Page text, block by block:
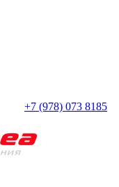
+7 (978) 073 8185